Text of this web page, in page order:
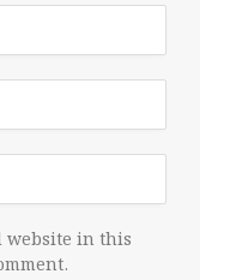
website in this